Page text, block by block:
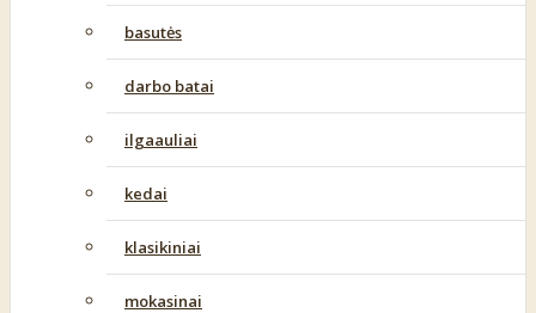
basutės
darbo batai
ilgaauliai
kedai
klasikiniai
mokasinai